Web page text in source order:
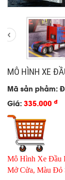
MÔ HÌNH XE
Mã sản phẩm:
Giá: 335.000 đ
Mô Hình Xe Đầu
Mở Cửa, Màu Đỏ